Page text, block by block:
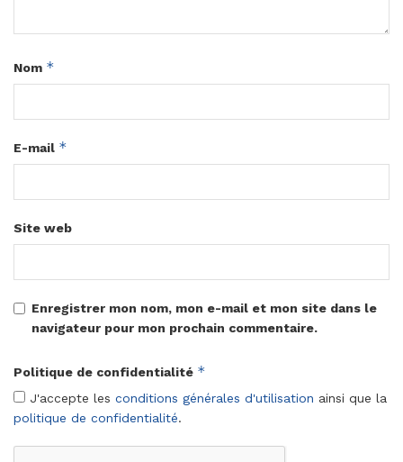
Nom *
E-mail *
Site web
Enregistrer mon nom, mon e-mail et mon site dans le
navigateur pour mon prochain commentaire.
Politique de confidentialité *
J'accepte les conditions générales d'utilisation ainsi que la
politique de confidentialité.